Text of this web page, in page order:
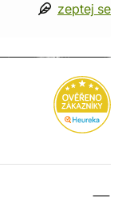
zeptej se